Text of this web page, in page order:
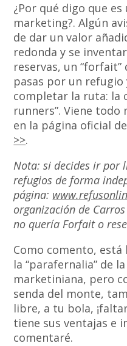
¿Por qué digo que
marketing?. Algún
de dar un valor
redonda y se
reservas, un “forfait”
pasas por un refugio
completar la ruta: la
runners”. Viene
en la página oficial
>>.
Nota: si decides ir por
refugios de forma
página:
organización de
no quería Forfait o
Como comento,
la “parafernalia” de
marketiniana, pero
senda del monte,
libre, a tu bola,
tiene sus ventajas e
comentaré.